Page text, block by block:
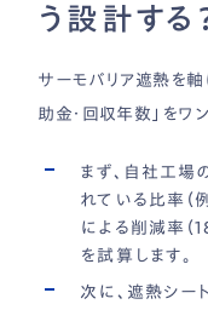
う設計する
サーモバリア遮熱を軸
助金・回収年数」をワ
まず、自社工場
れている比率（
による削減率（
を試算します。
次に、遮熱シー